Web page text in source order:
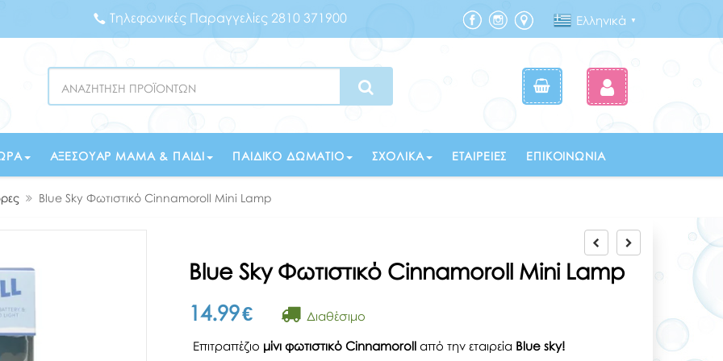
Τηλεφωνικές Παραγγελίες 2810 371900 Ελληνικά ▼
ΑΞΕΣΟΥΆΡ ΜΑΜΆ & ΠΑΙΔΊ ΠΑΙΔΙΚΌ ΔΩΜΆΤΙΟ ΣΧΟΛΙΚΆ ΕΤΑΙΡΕΊΕΣ ΕΠΙΚΟΙΝΩΝΊΑ
Blue Sky Φωτιστικό Cinnamoroll Mini Lamp
Blue Sky Φωτιστικό Cinnamoroll Mini Lamp
14.99€ Διαθέσιμο
Επιτραπέζιο μίνι φωτιστικό Cinnamoroll από την εταιρεία Blue sky!